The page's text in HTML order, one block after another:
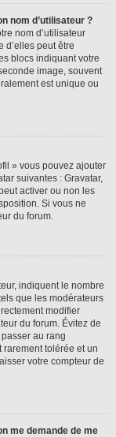
nom d’utilisateur ?
nom d’utilisateur
d’elles peut être
blocs indiquant votre
image, souvent
est unique ou
» vous pouvez ajouter
suivantes : Gravatar,
activer ou non les
Si vous ne
du forum.
indiquent le nombre
que les modérateurs
modifier
du forum. Évitez de
au rang
rarement tolérée et un
votre compteur de
me demande de me